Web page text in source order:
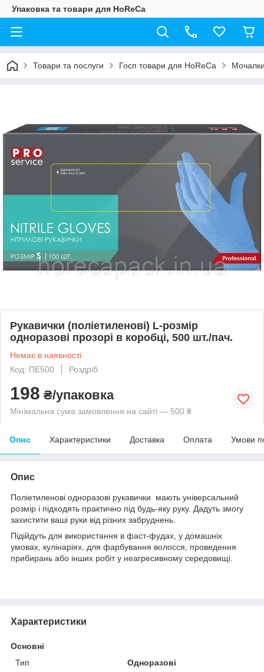
Упаковка та товари для HoReCa
Товари та послуги Госп товари для HoReCa
Рукавички (поліетиленові) L-розмір
одноразові прозорі в коробці, 500 шт./пач.
Немає в наявності
Код: ПЕ500
Роздріб
198 ₴/упаковка
Мінімальна сума замовлення на сайті — 500 ₴
Опис Характеристики Доставка Оплата Умови
Опис
Поліетиленові одноразові рукавички мають універсальний
розмір і підходять практично під будь-яку руку. Дадуть змогу
захистити ваші руки від різних забруднень.
Підійдуть для використання в фаст-фудах, у домашніх
умовах, кулінаріях, для фарбування волосся, проведення
прибирань або інших робіт у неагресивному середовищі.
Характеристики
Основні
Тип
Одноразові